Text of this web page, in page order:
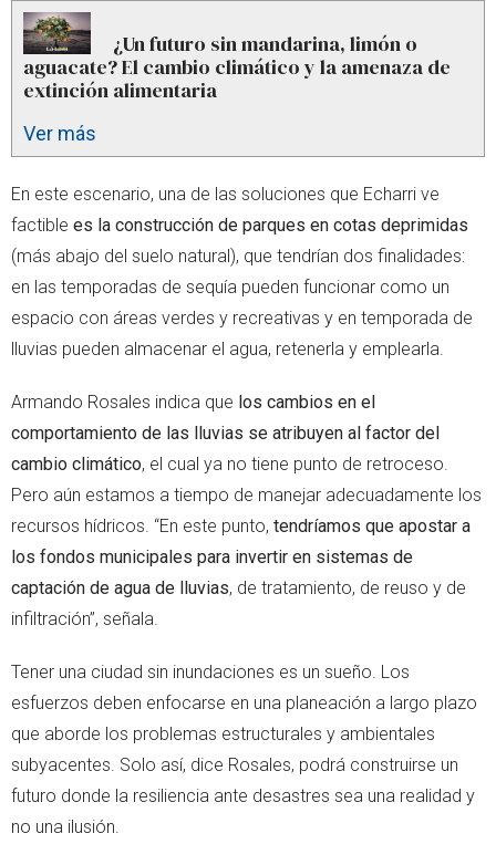
¿Un futuro sin mandarina, limón o
aguacate? El cambio climático y la amenaza de
extinción alimentaria
Ver más
En este escenario, una de las soluciones que Echarri ve
factible es la construcción de parques en cotas deprimidas
(más abajo del suelo natural), que tendrían dos finalidades:
en las temporadas de sequía pueden funcionar como un
espacio con áreas verdes y recreativas y en temporada de
lluvias pueden almacenar el agua, retenerla y emplearla.
Armando Rosales indica que los cambios en el
comportamiento de las lluvias se atribuyen al factor del
cambio climático, el cual ya no tiene punto de retroceso.
Pero aún estamos a tiempo de manejar adecuadamente los
recursos hídricos. “En este punto, tendríamos que apostar a
los fondos municipales para invertir en sistemas de
captación de agua de lluvias, de tratamiento, de reuso y de
infiltración”, señala.
Tener una ciudad sin inundaciones es un sueño. Los
esfuerzos deben enfocarse en una planeación a largo plazo
que aborde los problemas estructurales y ambientales
subyacentes. Solo así, dice Rosales, podrá construirse un
futuro donde la resiliencia ante desastres sea una realidad y
no una ilusión.